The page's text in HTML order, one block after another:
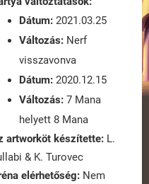
Dátum: 2021.03.25
Változás: Nerf
visszavonva
Dátum: 2020.12.15
Változás: 7 Mana
helyett 8 Mana
artworköt készítette: L.
& K. Turovec
elérhetőség: Nem